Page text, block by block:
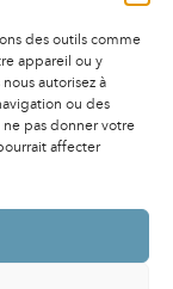
des outils comme
appareil ou y
autorisez à
ou des
ne pas donner votre
affecter
|
PRESSE